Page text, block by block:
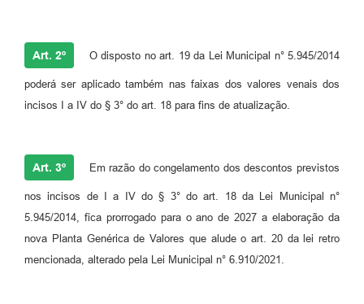
Art. 2º O disposto no art. 19 da Lei Municipal n° 5.945/2014
poderá ser aplicado também nas faixas dos valores venais dos
incisos I a IV do § 3° do art. 18 para fins de atualização.
Art. 3º Em razão do congelamento dos descontos previstos
nos incisos de I a IV do § 3° do art. 18 da Lei Municipal n°
5.945/2014, fica prorrogado para o ano de 2027 a elaboração da
nova Planta Genérica de Valores que alude o art. 20 da lei retro
mencionada, alterado pela Lei Municipal n° 6.910/2021.